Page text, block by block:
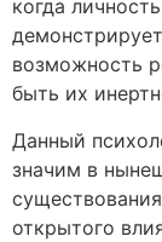
когда
возможность
быть их
Данный
значим в
открытого